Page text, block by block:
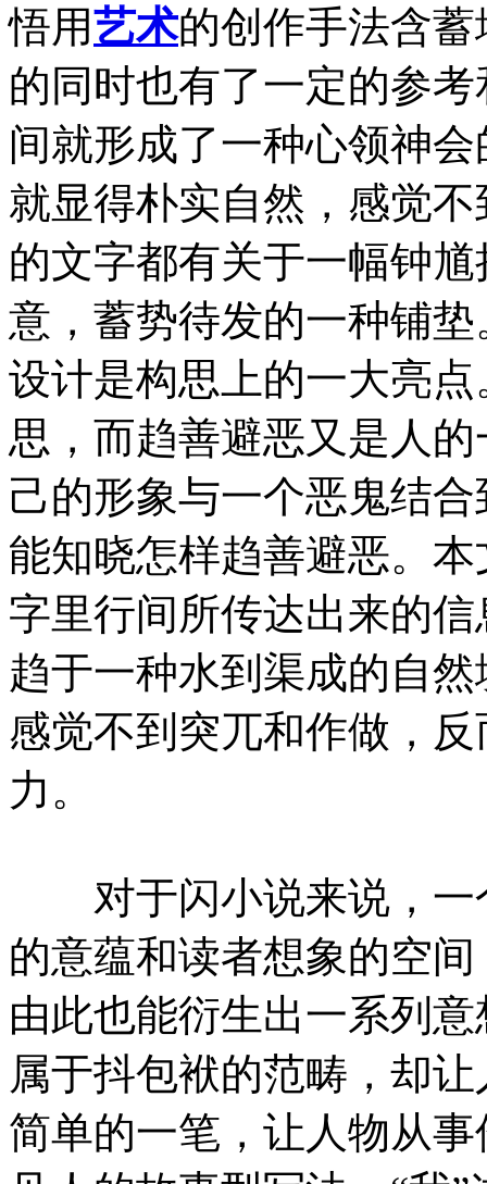
悟用艺术的创作手法含
的同时也有了一定的参
间就形成了一种心领神
就显得朴实自然，感觉
的文字都有关于一幅钟
意，蓄势待发的一种铺
设计是构思上的一大亮
思，而趋善避恶又是人
己的形象与一个恶鬼结
能知晓怎样趋善避恶。
字里行间所传达出来的
趋于一种水到渠成的自
感觉不到突兀和作做，
力。
对于闪小说来说，一
的意蕴和读者想象的空
由此也能衍生出一系列
属于抖包袱的范畴，却
简单的一笔，让人物从